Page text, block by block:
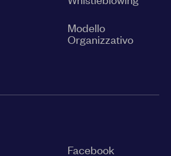
Modello
Organizzativo
Facebook